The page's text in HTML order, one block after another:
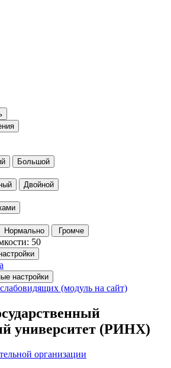
Большой
Двойной
Нормально Громче
50
настройки
(модуль на сайт)
университет (РИНХ)
организации